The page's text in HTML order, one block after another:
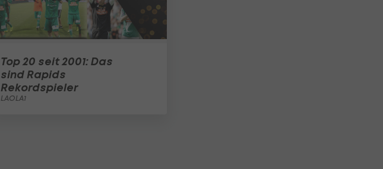
Top 20 seit 2001: Das
sind Rapids
Rekordspieler
LAOLA1